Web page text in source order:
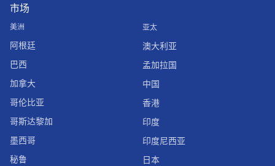
市场
美洲
阿根廷
巴西
加拿大
哥伦比亚
哥斯达黎加
墨西哥
秘鲁
亚太
澳大利亚
孟加拉国
中国
香港
印度
印度尼西亚
日本